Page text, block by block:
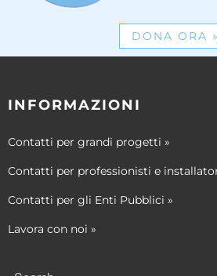
DONA ORA »
INFORMAZIONI
Contatti per grandi progetti »
Contatti per professionisti e
Contatti per gli Enti Pubblici »
Lavora con noi »